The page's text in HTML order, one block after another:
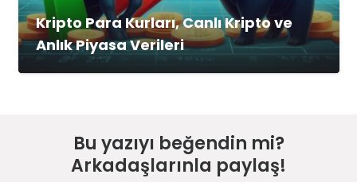
Kripto Para Kurları, Canlı Kripto ve
Anlık Piyasa Verileri
Bu yazıyı beğendin mi?
Arkadaşlarınla paylaş!